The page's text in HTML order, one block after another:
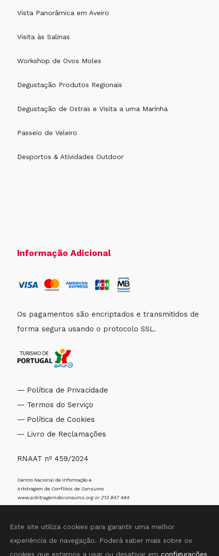
Vista Panorâmica em Aveiro
Visita às Salinas
Workshop de Ovos Moles
Degustação Produtos Regionais
Degustação de Ostras e Visita a uma Marinha
Passeio de Veleiro
Desportos & Atividades Outdoor
Informação Adicional
Os pagamentos são encriptados e transmitidos de
forma segura usando o protocolo SSL.
— Política de Privacidade
— Termos do Serviço
— Política de Cookies
— Livro de Reclamações
RNAAT nº 459/2024
Centro Nacional de Informação e
Arbitragem de Conflitos de Consumo
www.arbitragemdeconsumo.orgor 213 847 484
Este site utiliza cookies para garantir uma melhor
experiência de navegação. Poderá saber mais sobre os
cookies que estamos a usar ou desativar em configurações